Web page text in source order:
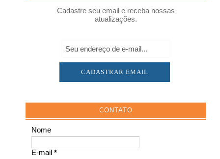
Cadastre seu email e receba nossas
atualizações.
CONTATO
Nome
E-mail*